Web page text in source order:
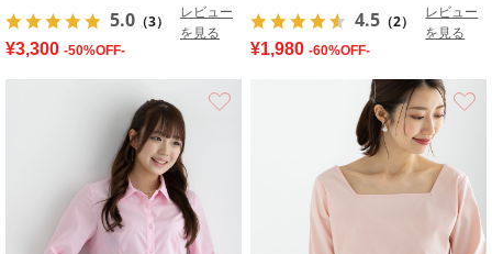
5.0 （3）
レビュー
を見る
¥3,300 -50%OFF-
4.5 （2）
レビュー
を見る
¥1,980 -60%OFF-